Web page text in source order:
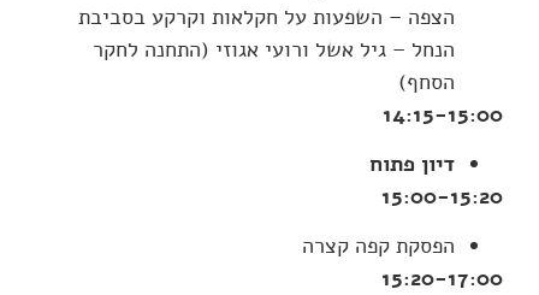
הצפה – השפעות על חקלאות וקרקע בסביבת
הנחל – גיל אשל ורועי אגוזי (התחנה לחקר
הסחף)
14:15-15:00
דיון פתוח
15:00-15:20
הפסקת קפה קצרה
15:20-17:00